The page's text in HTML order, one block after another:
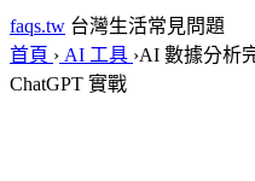
faqs.tw 台灣生活常見問題
首頁 › AI 工具 ›AI 數據分析
ChatGPT 實戰